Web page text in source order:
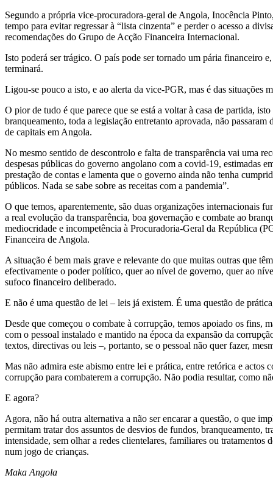
Segundo a própria vice-procuradora-geral de Angola, Inocência
tempo para evitar regressar à “lista cinzenta” e perder o acesso a
recomendações do Grupo de Acção Financeira Internacional.
Isto poderá ser trágico. O país pode ser tornado um pária financeiro
terminará.
Ligou-se pouco a isto, e ao alerta da vice-PGR, mas é das situações
O pior de tudo é que parece que se está a voltar à casa de partida,
branqueamento, toda a legislação entretanto aprovada, não
de capitais em Angola.
No mesmo sentido de descontrolo e falta de transparência vai uma
despesas públicas do governo angolano com a covid-19, estimadas
prestação de contas e lamenta que o governo ainda não tenha
públicos. Nada se sabe sobre as receitas com a pandemia”.
O que temos, aparentemente, são duas organizações internacionais
a real evolução da transparência, boa governação e combate ao
mediocridade e incompetência à Procuradoria-Geral da República
Financeira de Angola.
A situação é bem mais grave e relevante do que muitas outras que
efectivamente o poder político, quer ao nível de governo, quer ao
sufoco financeiro deliberado.
E não é uma questão de lei – leis já existem. É uma questão de
Desde que começou o combate à corrupção, temos apoiado os fins,
com o pessoal instalado e mantido na época da expansão da
textos, directivas ou leis –, portanto, se o pessoal não quer fazer,
Mas não admira este abismo entre lei e prática, entre retórica e
corrupção para combaterem a corrupção. Não podia resultar, como
E agora?
Agora, não há outra alternativa a não ser encarar a questão, o que
permitam tratar dos assuntos de desvios de fundos, branqueamento,
intensidade, sem olhar a redes clientelares, familiares ou
num jogo de crianças.
Maka Angola